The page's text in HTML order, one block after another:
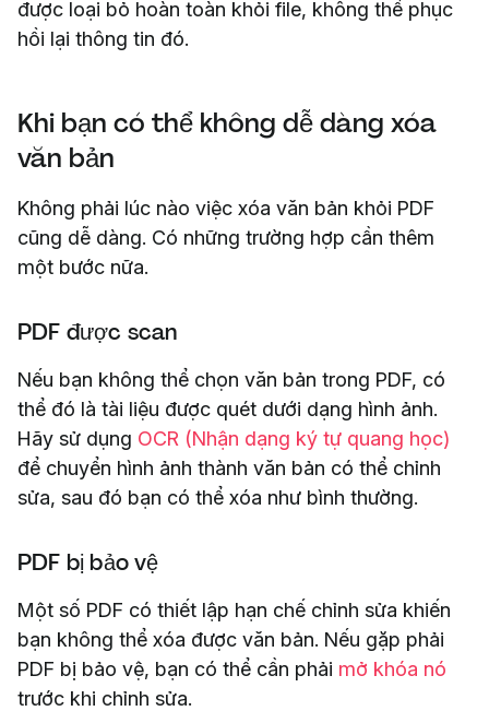
được loại bỏ hoàn toàn khỏi file, không thể phục
hồi lại thông tin đó.
Khi bạn có thể không dễ dàng xóa
văn bản
Không phải lúc nào việc xóa văn bản khỏi PDF
cũng dễ dàng. Có những trường hợp cần thêm
một bước nữa.
PDF được scan
Nếu bạn không thể chọn văn bản trong PDF, có
thể đó là tài liệu được quét dưới dạng hình ảnh.
Hãy sử dụng OCR (Nhận dạng ký tự quang học)
để chuyển hình ảnh thành văn bản có thể chỉnh
sửa, sau đó bạn có thể xóa như bình thường.
PDF bị bảo vệ
Một số PDF có thiết lập hạn chế chỉnh sửa khiến
bạn không thể xóa được văn bản. Nếu gặp phải
PDF bị bảo vệ, bạn có thể cần phải mở khóa nó
trước khi chỉnh sửa.